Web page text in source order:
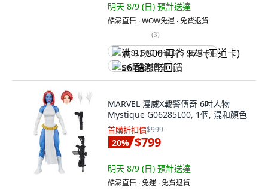
明天 8/9 (日) 預計送達
酷澎直售 ∙ WOW免運 ∙ 免費退貨
(3)
满 $1,500 再省 $75 (王道卡)
$6 酷澎幣回饋
MARVEL 漫威X戰警傳奇 6吋人物
Mystique G06285L00, 1個, 混和顏色
首購折扣價$999
20% $799
明天 8/9 (日) 預計送達
酷澎直售 ∙ 免運 ∙ 免費退貨